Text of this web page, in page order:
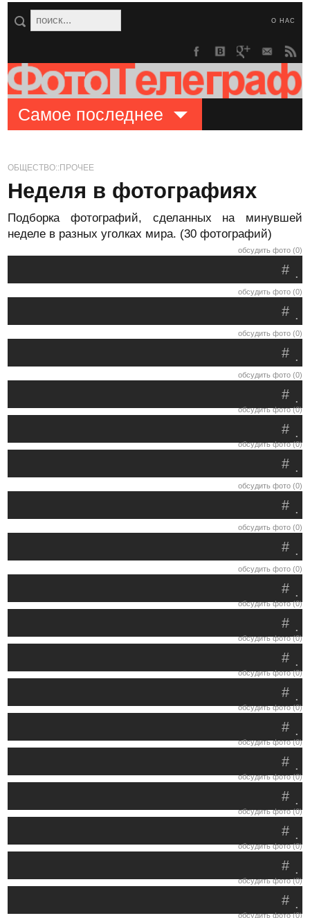
О НАС
Самое последнее
ОБЩЕСТВО::ПРОЧЕЕ
Неделя в фотографиях
Подборка фотографий, сделанных на минувшей
неделе в разных уголках мира. (30 фотографий)
обсудить фото (0)
.
#
обсудить фото (0)
.
#
обсудить фото (0)
.
#
обсудить фото (0)
.
#
обсудить фото (0)
.
#
обсудить фото (0)
.
#
обсудить фото (0)
.
#
обсудить фото (0)
.
#
обсудить фото (0)
.
#
обсудить фото (0)
.
#
обсудить фото (0)
.
#
обсудить фото (0)
.
#
обсудить фото (0)
.
#
обсудить фото (0)
.
#
обсудить фото (0)
.
#
обсудить фото (0)
.
#
обсудить фото (0)
.
#
обсудить фото (0)
.
#
обсудить фото (0)